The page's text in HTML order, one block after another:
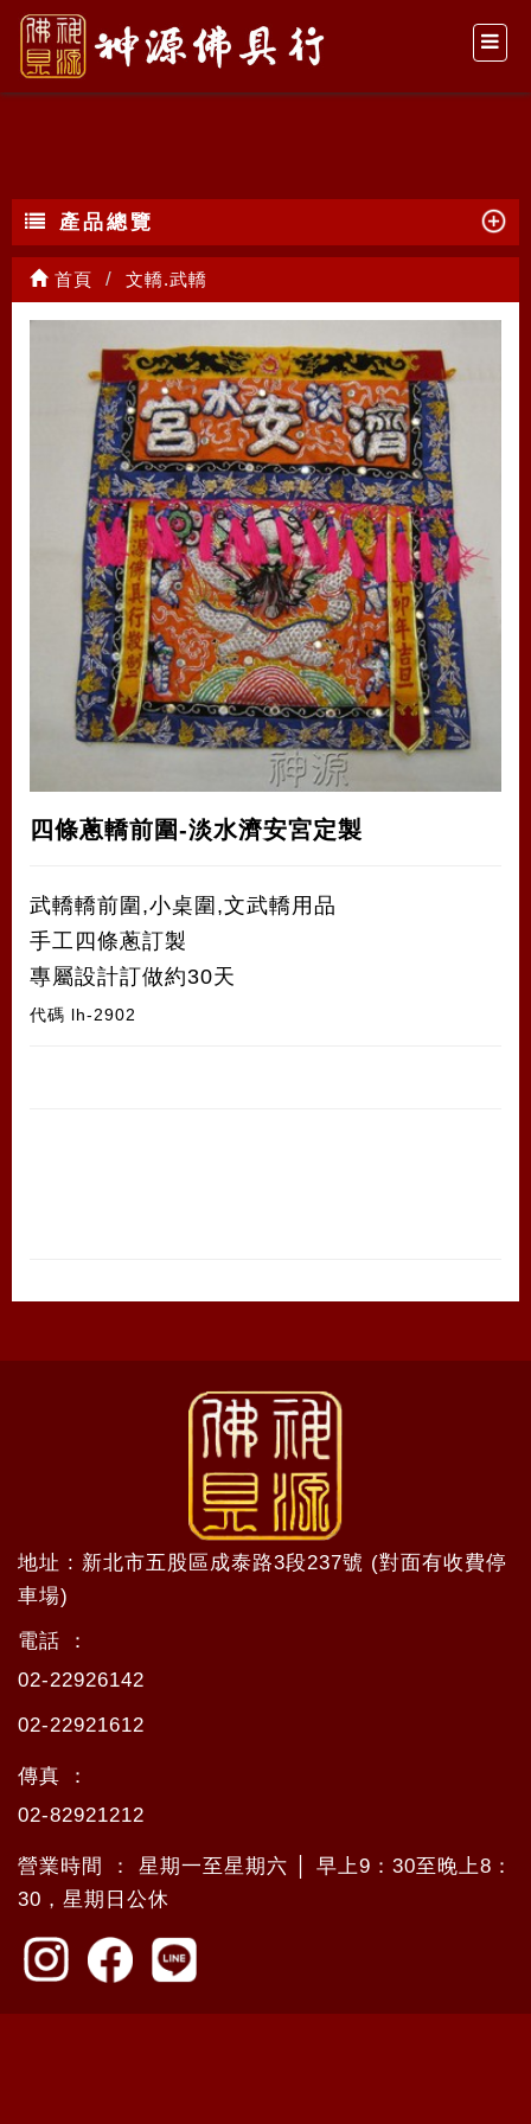
文轎.武轎
產品總覽
首頁 文轎.武轎
四條蔥轎前圍-淡水濟安宮定製
武轎轎前圍,小桌圍,文武轎用品
手工四條蔥訂製
專屬設計訂做約30天
代碼 lh-2902
地址 : 新北市五股區成泰路3段237號 (對面有收費停
車場)
電話 ：
02-22926142
02-22921612
傳真 ：
02-82921212
營業時間 ： 星期一至星期六 │ 早上9：30至晚上8：
30，星期日公休